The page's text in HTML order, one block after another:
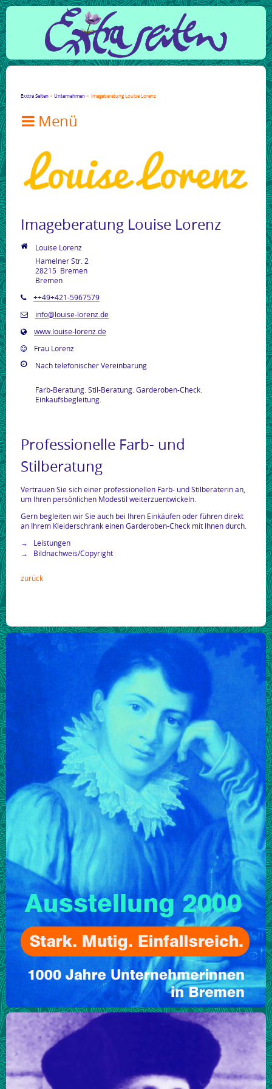
Exxtra Seiten Unternehmen Imageberatung Louise Lorenz

Imageberatung Louise Lorenz
Louise Lorenz
Hamelner Str. 2
28215 Bremen
Bremen
++49+421-5967579
info@louise-lorenz.de
www.louise-lorenz.de
Frau Lorenz
Nach telefonischer Vereinbarung
Farb-Beratung. Stil-Beratung. Garderoben-Check.
Einkaufsbegleitung.
Professionelle Farb- und
Stilberatung
Vertrauen Sie sich einer professionellen Farb- und Stilberaterin an,
um Ihren persönlichen Modestil weiterzuentwickeln.
Gern begleiten wir Sie auch bei Ihren Einkäufen oder führen direkt
an Ihrem Kleiderschrank einen Garderoben-Check mit Ihnen durch.
Leistungen
Bildnachweis/Copyright
zurück